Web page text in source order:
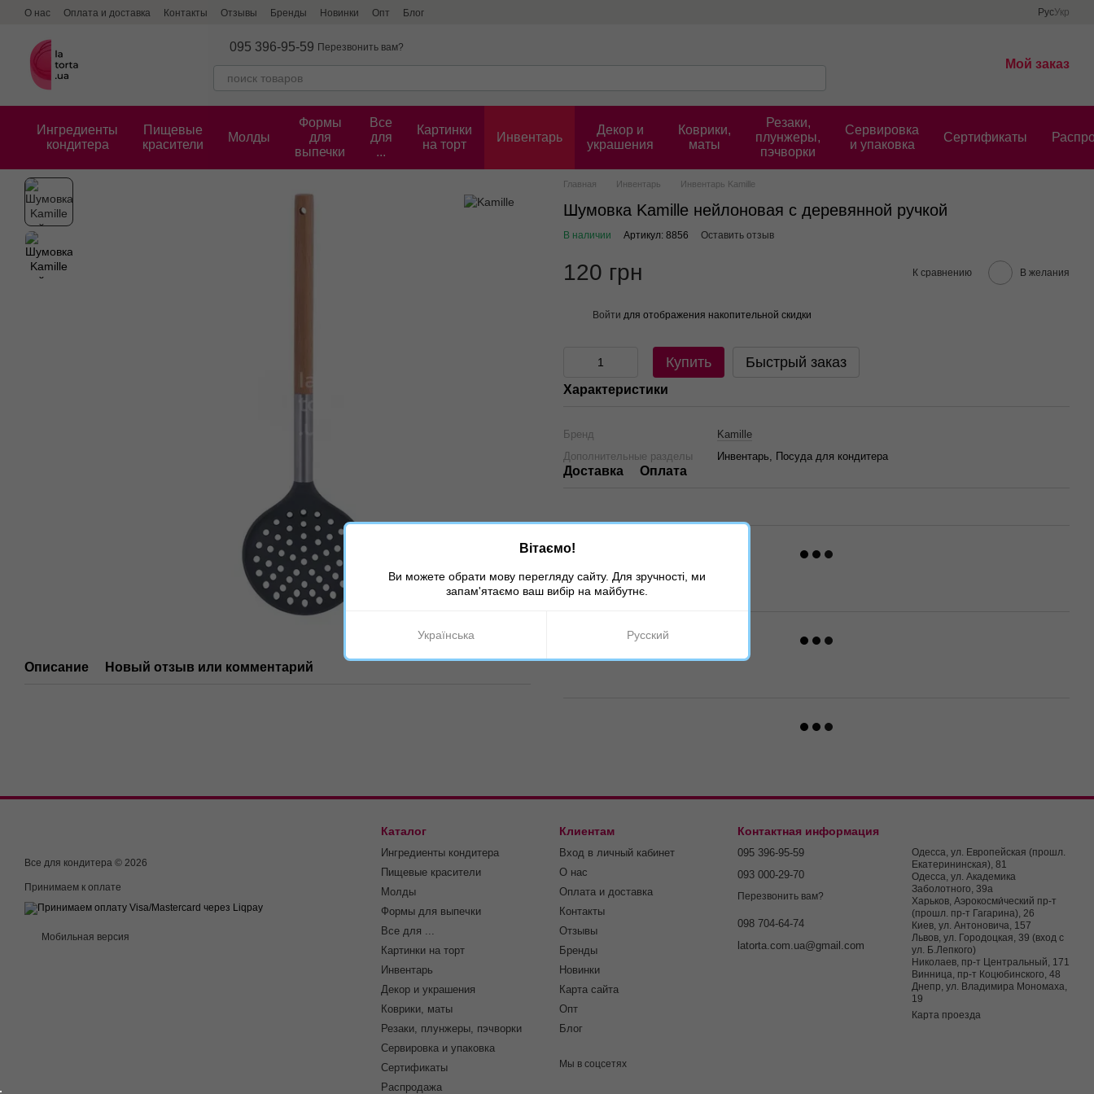
Перейти к основному контенту
О нас Оплата и доставка Контакты Отзывы Бренды Новинки Опт Блог РусУкр
095 396-95-59 Перезвонить вам?
Мой заказ
Ингредиенты
кондитера
Пищевые
красители
Молды
Формы
для
выпечки
Все
для
...
Картинки
на торт
Инвентарь
Декор и
украшения
Коврики,
маты
Резаки,
плунжеры,
пэчворки
Сервировка
и упаковка
Cертификаты
Описание Новый отзыв или комментарий
Главная Инвентарь Инвентарь Kamille
Шумовка Kamille нейлоновая с деревянной ручкой
В наличии Артикул: 8856 Оставить отзыв
120 грн К сравнению В желания
Войти для отображения накопительной скидки
Купить Быстрый заказ
Характеристики
Бренд
Kamille
Дополнительные разделы
Инвентарь, Посуда для кондитера
Доставка Оплата
Все для кондитера © 2026
Принимаем к оплате
Мобильная версия
Каталог
Ингредиенты кондитера
Пищевые красители
Молды
Формы для выпечки
Все для ...
Картинки на торт
Инвентарь
Декор и украшения
Коврики, маты
Резаки, плунжеры, пэчворки
Сервировка и упаковка
Cертификаты
Распродажа
Клиентам
Вход в личный кабинет
О нас
Оплата и доставка
Контакты
Отзывы
Бренды
Новинки
Карта сайта
Опт
Блог
Мы в соцсетях
Контактная информация
095 396-95-59
093 000-29-70
Перезвонить вам?
098 704-64-74
latorta.com.ua@gmail.com
Одесса, ул. Европейская (прошл.
Екатерининская), 81
Одесса, ул. Академика
Заболотного, 39а
Харьков, Аэрокосми́ческий пр-т
(прошл. пр-т Гагарина), 26
Киев, ул. Антоновича, 157
Львов, ул. Городоцкая, 39 (вход с
ул. Б.Лепкого)
Николаев, пр-т Центральный, 171
Винница, пр-т Коцюбинского, 48
Днепр, ул. Владимира Мономаха,
19
Карта проезда
Вітаємо!
Ви можете обрати мову перегляду сайту. Для зручності, ми
запам'ятаємо ваш вибір на майбутнє.
Українська Русский